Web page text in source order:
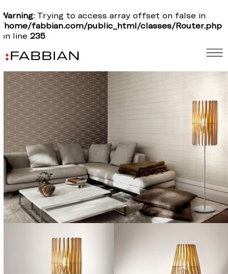
Warning: Trying to access array offset on false in
/home/fabbian.com/public_html/classes/Router.php
on line 235